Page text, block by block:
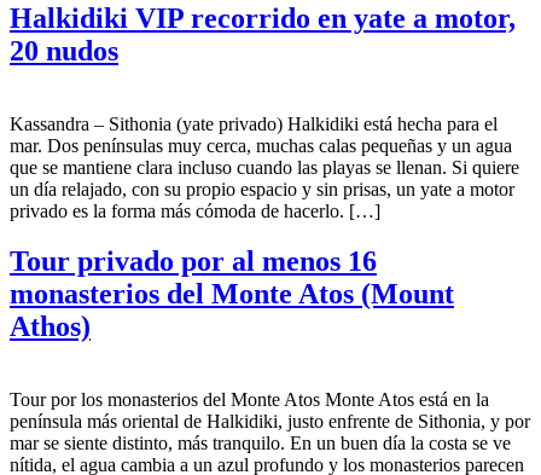
Halkidiki VIP recorrido en yate a motor,
20 nudos
Kassandra – Sithonia (yate privado) Halkidiki está hecha para el
mar. Dos penínsulas muy cerca, muchas calas pequeñas y un agua
que se mantiene clara incluso cuando las playas se llenan. Si quiere
un día relajado, con su propio espacio y sin prisas, un yate a motor
privado es la forma más cómoda de hacerlo. […]
Tour privado por al menos 16
monasterios del Monte Atos (Mount
Athos)
Tour por los monasterios del Monte Atos Monte Atos está en la
península más oriental de Halkidiki, justo enfrente de Sithonia, y por
mar se siente distinto, más tranquilo. En un buen día la costa se ve
nítida, el agua cambia a un azul profundo y los monasterios parecen